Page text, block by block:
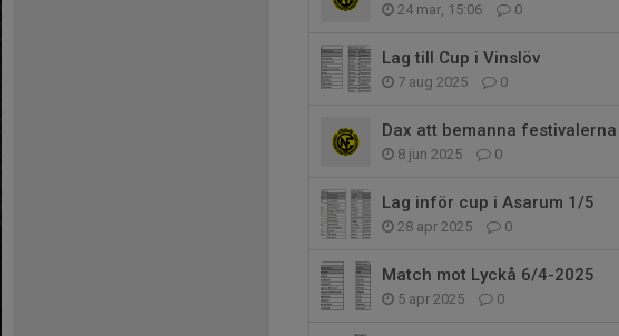
24 mar, 15:06 0
Lag till Cup i Vinslöv
7 aug 2025 0
Dax att bemanna festivalerna
8 jun 2025 0
Lag inför cup i Asarum 1/5
28 apr 2025 0
Match mot Lyckå 6/4-2025
5 apr 2025 0